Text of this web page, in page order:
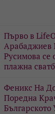
Първо в
Русимова сe
плажна
Феникс На
Поредна